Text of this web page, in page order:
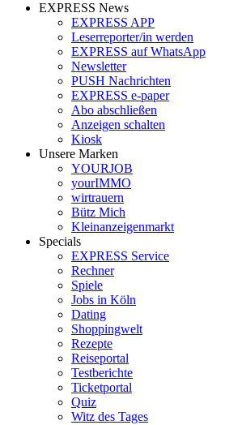
EXPRESS News
EXPRESS APP
Leserreporter/in werden
EXPRESS auf WhatsApp
Newsletter
PUSH Nachrichten
EXPRESS e-paper
Abo abschließen
Anzeigen schalten
Kiosk
Unsere Marken
YOURJOB
yourIMMO
wirtrauern
Bütz Mich
Kleinanzeigenmarkt
Specials
EXPRESS Service
Rechner
Spiele
Jobs in Köln
Dating
Shoppingwelt
Rezepte
Reiseportal
Testberichte
Ticketportal
Quiz
Witz des Tages